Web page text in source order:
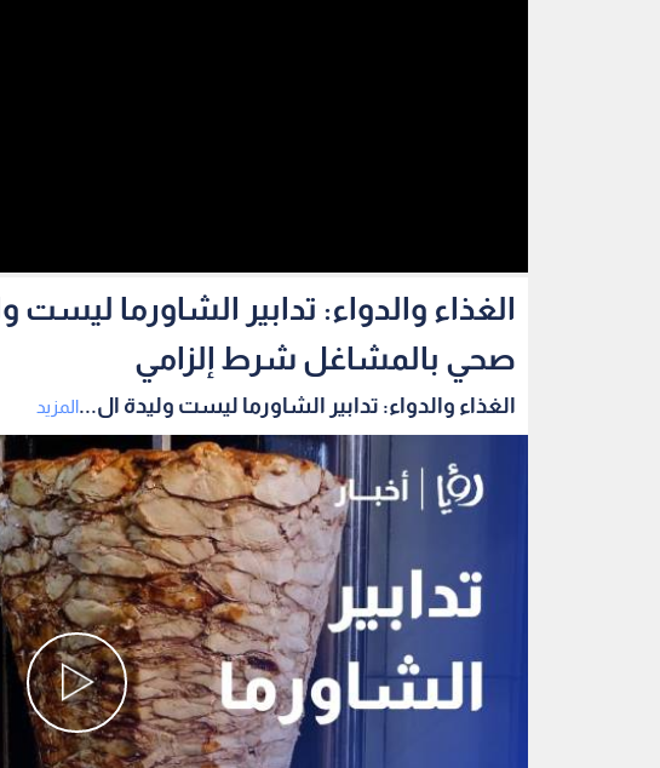
الغذاء والدواء: تدابير الشاورما
صحي بالمشاغل شرط إلزامي
الغذاء والدواء: تدابير الشاورما ليست وليدة ال...المزيد